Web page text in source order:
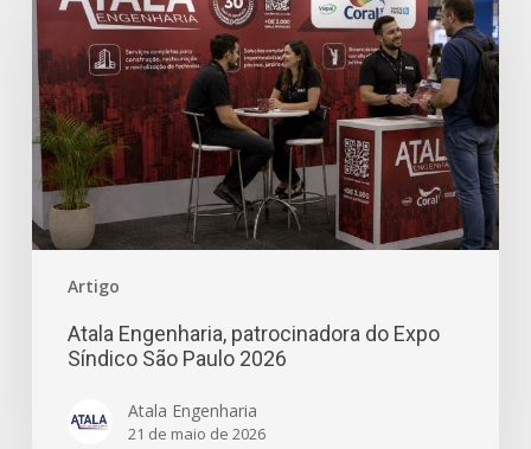
Artigo
Atala Engenharia, patrocinadora do Expo
Síndico São Paulo 2026
Atala Engenharia
21 de maio de 2026